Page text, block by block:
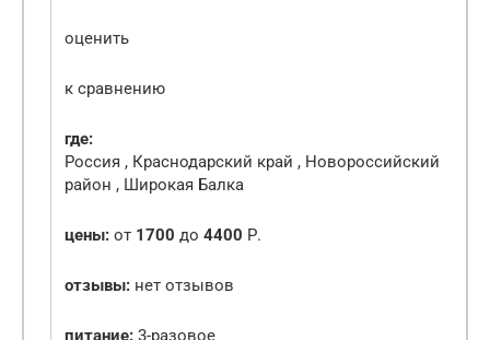
оценить
к сравнению
где:
Россия , Краснодарский край , Новороссийский
район , Широкая Балка
цены: от 1700 до 4400 Р.
отзывы: нет отзывов
питание: 3-разовое